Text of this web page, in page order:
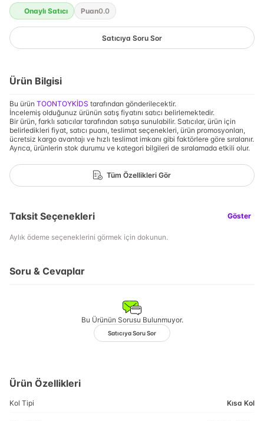
Onaylı Satıcı Puan0.0
Satıcıya Soru Sor
Ürün Bilgisi
Bu ürün TOONTOYKİDS tarafından gönderilecektir.
İncelemiş olduğunuz ürünün satış fiyatını satıcı belirlemektedir.
Bir ürün, farklı satıcılar tarafından satışa sunulabilir. Satıcılar, ürün için
belirledikleri fiyat, satıcı puanı, teslimat seçenekleri, ürün promosyonları,
ücretsiz kargo avantajı ve hızlı teslimat imkanı gibi faktörlere göre sıralanır.
Ayrıca, ürünlerin stok durumu ve kategori bilgileri de sıralamada etkili olur.
Tüm Özellikleri Gör
Taksit Seçenekleri Göster
Aylık ödeme seçeneklerini görmek için dokunun.
Soru & Cevaplar
Bu Ürünün Sorusu Bulunmuyor.
Satıcıya Soru Sor
Ürün Özellikleri
Kol Tipi Kısa Kol